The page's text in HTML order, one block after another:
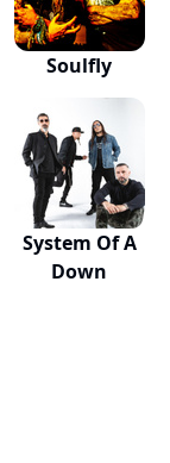
Soulfly
System Of A
Down